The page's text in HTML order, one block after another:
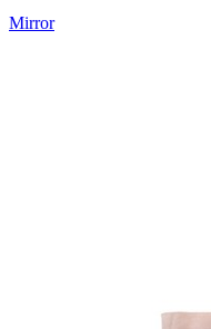
Mirror